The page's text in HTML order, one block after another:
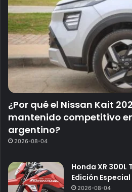
¿Por qué el Nissan Kait
mantenido competitivo
argentino?
2026-08-04
Honda XR 300L
Edición
2026-08-04